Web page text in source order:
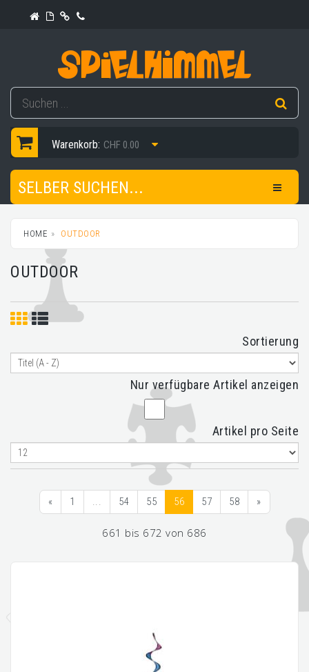
Warenkorb: CHF 0.00
SELBER SUCHEN...
HOME OUTDOOR
OUTDOOR
Sortierung
Nur verfügbare Artikel anzeigen
Artikel pro Seite
« 1 ... 54 55 56 57 58 »
661 bis 672 von 686